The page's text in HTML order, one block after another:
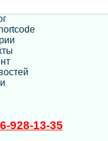
928-13-35